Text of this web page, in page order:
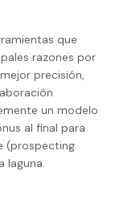
que
razones por
precisión,
un modelo
al final para
(prospecting
laguna.